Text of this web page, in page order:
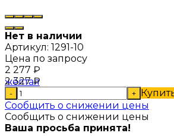
Нет в наличии
Артикул: 1291-10
Цена по запросу
2 277 ₽
2 327₽
- +
Сообщить о снижении цены
Сообщить о снижении цены
Ваша просьба принята!